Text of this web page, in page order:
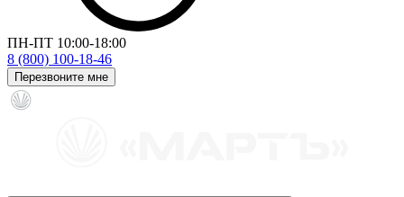
ПН-ПТ 10:00-18:00
8 (800) 100-18-46
Перезвоните мне